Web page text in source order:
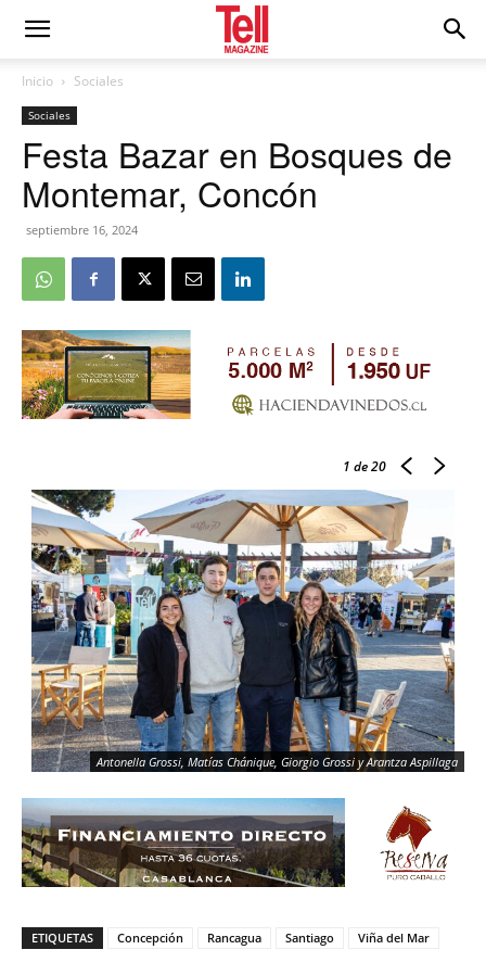
Inicio Sociales
Sociales
Festa Bazar en Bosques de
Montemar, Concón
septiembre 16, 2024
1 de 20
Antonella Grossi, Matías Chánique, Giorgio Grossi y Arantza Aspillaga
ETIQUETAS Concepción Rancagua Santiago Viña del Mar